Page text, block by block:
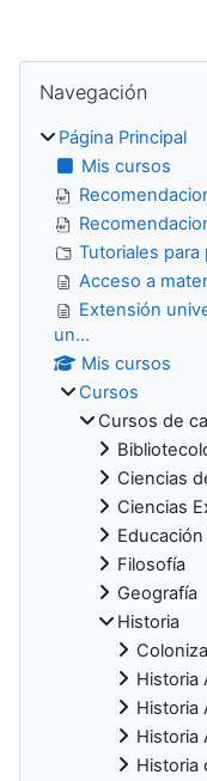
Bloques
Navegación
Página Principal
Mis cursos
Tutoriales
Acceso a
Extensión
un...
Mis cursos
Cursos
Cursos de
Ciencias
Ciencias
Filosofía
Geografía
Historia
Historia
Historia
Historia
Historia